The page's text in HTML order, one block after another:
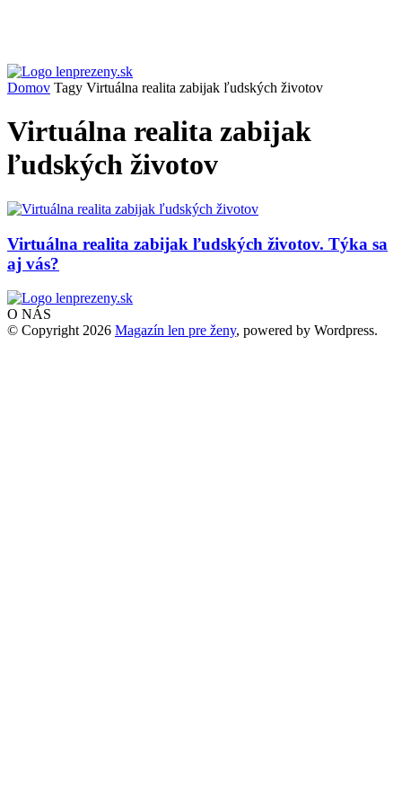
Domov Tagy Virtuálna realita zabijak ľudských životov
Virtuálna realita zabijak
ľudských životov
Virtuálna realita zabijak ľudských životov. Týka sa
aj vás?
O NÁS
© Copyright 2026 Magazín len pre ženy, powered by Wordpress.